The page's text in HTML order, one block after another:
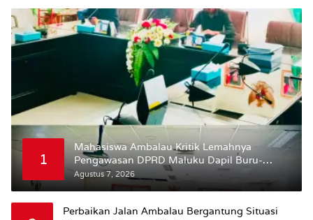
1
Mahasiswa Ambalau Kritik Lemahnya
Pengawasan DPRD Maluku Dapil Buru-
Bursel Terhadap Proses Perubahan Status
Jalan
Agustus 7, 2026
Perbaikan Jalan Ambalau Bergantung Situasi